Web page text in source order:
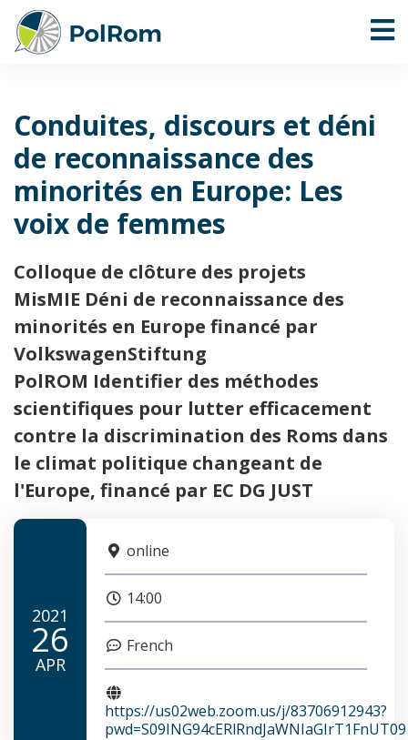
Conduites, discours et déni
de reconnaissance des
minorités en Europe: Les
voix de femmes
Colloque de clôture des projets
MisMIE Déni de reconnaissance des
minorités en Europe financé par
VolkswagenStiftung
PolROM Identifier des méthodes
scientifiques pour lutter efficacement
contre la discrimination des Roms dans
le climat politique changeant de
l'Europe, financé par EC DG JUST
2021
26
APR
online
14:00
French
https://us02web.zoom.us/j/83706912943?
pwd=S09ING94cERlRndJaWNIaGIrT1FnUT09